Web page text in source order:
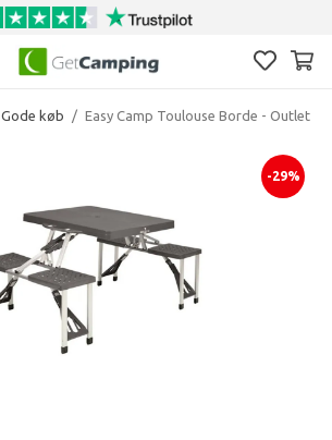
Gode køb / Easy Camp Toulouse Borde - Outlet
-29%